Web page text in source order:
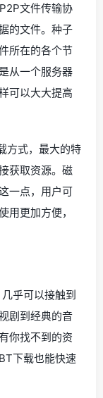
文件传输协
的文件。种子
所在的各个节
从一个服务器
可以大大提高
方式，最大的特
获取资源。磁
一点，用户可
用更加方便，
乎可以接触到
剧到经典的音
你找不到的资
下载也能快速